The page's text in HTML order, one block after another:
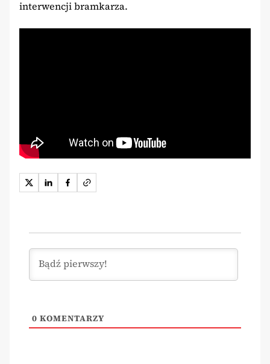
interwencji bramkarza.
0 KOMENTARZY